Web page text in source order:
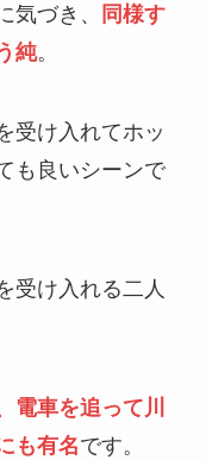
気づき、
同様す
純。
受け入れてホッ
も良いシーンで
受け入れる二人
電車を追って川
も有名です。